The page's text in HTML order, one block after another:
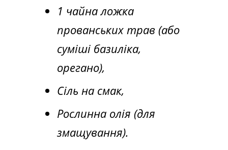
1 чайна ложка
прованських трав (або
суміші базиліка,
орегано),
Сіль на смак,
Рослинна олія (для
змащування).